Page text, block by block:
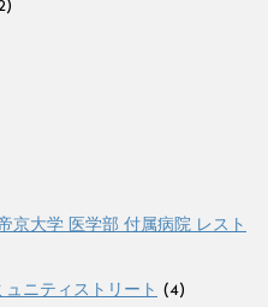
京大学 医学部 付属病院 レスト
ュニティストリート (4)